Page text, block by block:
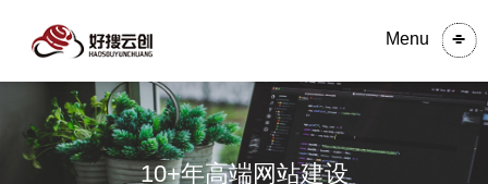
Menu
10+年高端网站建设